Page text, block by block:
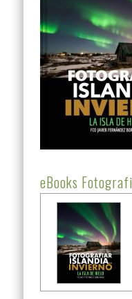
eBooks